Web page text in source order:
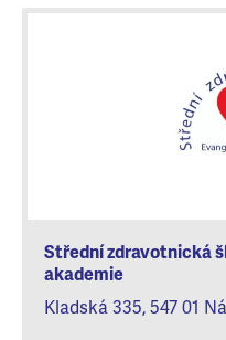
Střední zdravotnická
akademie
Kladská 335, 547 01